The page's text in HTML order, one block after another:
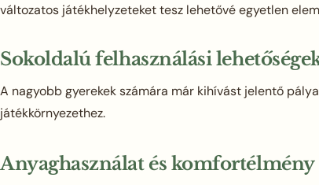
változatos játékhelyzeteket tesz lehetővé egyetlen
Sokoldalú felhasználási
A nagyobb gyerekek számára már kihívást jelentő
játékkörnyezethez.
Anyaghasználat és komfortélmény